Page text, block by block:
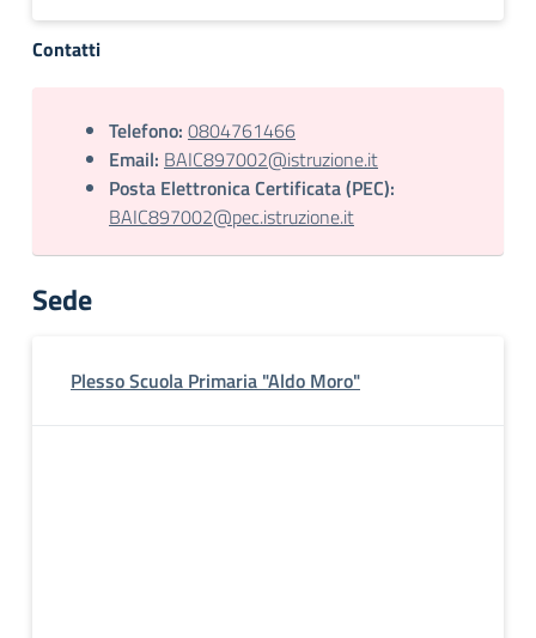
Contatti
Telefono: 0804761466
Email: BAIC897002@istruzione.it
Posta Elettronica Certificata (PEC):
BAIC897002@pec.istruzione.it
Sede
Plesso Scuola Primaria "Aldo Moro"